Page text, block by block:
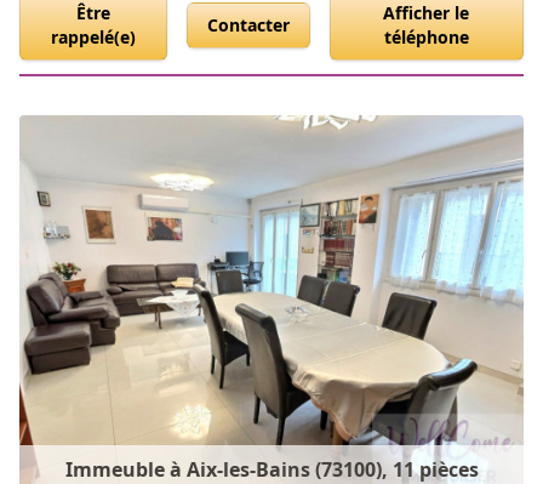
Être
rappelé(e)
Contacter
Afficher le
téléphone
Immeuble à Aix-les-Bains (73100), 11 pièces